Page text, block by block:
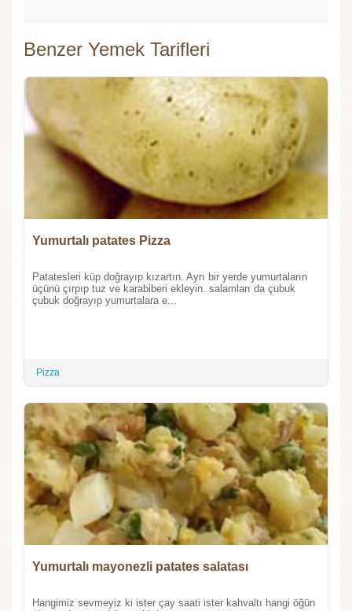
Benzer Yemek Tarifleri
Yumurtalı patates Pizza
Patatesleri küp doğrayıp kızartın. Ayrı bir yerde yumurtaların
üçünü çırpıp tuz ve karabiberi ekleyin. salamları da çubuk
çubuk doğrayıp yumurtalara e...
Pizza
Yumurtalı mayonezli patates salatası
Hangimiz sevmeyiz ki ister çay saati ister kahvaltı hangi öğün